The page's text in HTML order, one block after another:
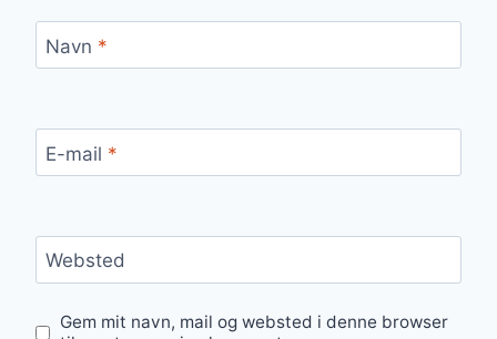
Navn *
E-mail *
Websted
Gem mit navn, mail og websted i denne browser